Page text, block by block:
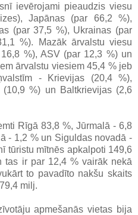
ievērojami pieaudzis viesu
Japānas (par 66,2 %),
(par 37,5 %), Ukrainas (par
%). Mazāk ārvalstu viesu
%), ASV (par 12,3 %) un
ārvalstu viesiem 45,4 % jeb
- Krievijas (20,4 %),
(10,9 %) un Baltkrievijas (2,6
Rīgā 83,8 %, Jūrmalā - 6,8
- 1,2 % un Siguldas novadā -
tūristu mītnēs apkalpoti 149,6
tas ir par 12,4 % vairāk nekā
to pavadīto nakšu skaits
milj.
apmešanās vietas bija